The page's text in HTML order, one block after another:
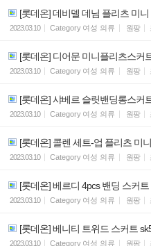
[롯데온] 데비델 데님 플리츠 미
2023.03.10 Category 여성 의류 원팡
[롯데온] 디어문 미니플리츠스커
2023.03.10 Category 여성 의류 원팡
[롯데온] 샤베르 슬릿밴딩롱스커
2023.03.10 Category 여성 의류 원팡
[롯데온] 콜렌 세트-업 플리츠 미
2023.03.10 Category 여성 의류 원팡
[롯데온] 베르디 4pcs 밴딩 스커
2023.03.10 Category 여성 의류 원팡
[롯데온] 베니티 트위드 스커트
2023.03.10 Category 여성 의류 원팡